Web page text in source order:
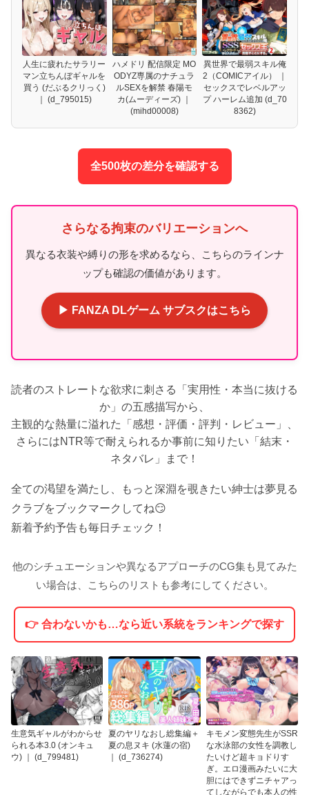
人生に疲れたサラリー
マン立ちんぼギャルを
買う (だぶるクリっく)
｜ (d_795015)
ハメドリ 配信限定 MO
ODYZ専属のナチュラ
ルSEXを解禁 春陽モ
カ(ムーディーズ) ｜
(mihd00008)
異世界で最弱スキル俺
2（COMICアイル） ｜
セックスでレベルアッ
プ ハーレム追加 (d_70
8362)
全500枚の差分を確認する
さらなる拘束のバリエーションへ
異なる衣装や縛りの形を求めるなら、こちらのラインナ
ップも確認の価値があります。
▶ FANZA DLゲーム サブスクはこちら
読者のストレートな欲求に刺さる「実用性・本当に抜ける
か」の五感描写から、
主観的な熱量に溢れた「感想・評価・評判・レビュー」、
さらにはNTR等で耐えられるか事前に知りたい「結末・
ネタバレ」まで！
全ての渇望を満たし、もっと深淵を覗きたい紳士は夢見る
クラブをブックマークしてね😏
新着予約予告も毎日チェック！
他のシチュエーションや異なるアプローチのCG集も見てみた
い場合は、こちらのリストも参考にしてください。
👉 合わないかも…なら近い系統をランキングで探す
生意気ギャルがわからせ
られる本3.0 (オンキュ
ウ) ｜ (d_799481)
夏のヤリなおし総集編＋
夏の息ヌキ (水蓮の宿)
｜ (d_736274)
キモメン変態先生がSSR
な水泳部の女性を調教し
たいけど超キョドりす
ぎ。エロ漫画みたいに大
胆にはできずニチャアっ
てしながらでも本人の性